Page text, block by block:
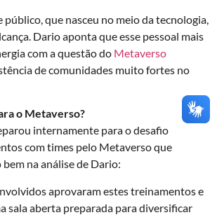
público, que nasceu no meio da tecnologia,
Dario aponta que esse pessoal mais
com a questão do Metaverso
de comunidades muito fortes no
o Metaverso?
internamente para o desafio
com times pelo Metaverso que
na análise de Dario:
aprovaram estes treinamentos e
sala aberta preparada para diversificar